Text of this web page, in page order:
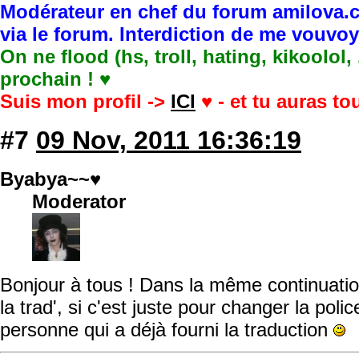
Modérateur en chef du forum
via le forum. Interdiction de me
On ne flood (hs, troll, hating, kikoolol,
prochain ! ♥
Suis mon profil -> ICI ♥ - et tu auras
#7 09 Nov, 2011 16:36:19
Byabya~~♥
Moderator
Bonjour à tous ! Dans la même
la trad', si c'est juste pour changer la
personne qui a déjà fourni la traduction